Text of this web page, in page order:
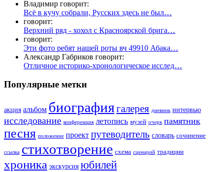
Владимир говорит:
Всё в кучу собрали, Русских здесь не был…
говорит:
Верхний ряд - хохол с Красноярской брига…
говорит:
Эти фото ребят нашей роты вч 49910 Абака…
Александр Габриков говорит:
Отличное историко-хронологическое исслед…
Популярные метки
акция альбом биографиягалерея дневник интервью
исследование конференция летопись музей очерк памятник
песня положение проект путеводитель словарь сочинение
ссылка стихотворение схема сценарий традиции
хроника экскурсия юбилей